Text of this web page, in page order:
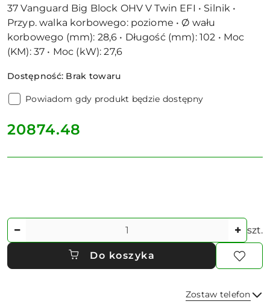
37 Vanguard Big Block OHV V Twin EFI • Silnik •
Przyp. walka korbowego: poziome • Ø wału
korbowego (mm): 28,6 • Długość (mm): 102 • Moc
(KM): 37 • Moc (kW): 27,6
Dostępność: Brak towaru
Powiadom gdy produkt będzie dostępny
cena:
20874.48
Ilość szt.
Do koszyka
Zostaw telefon